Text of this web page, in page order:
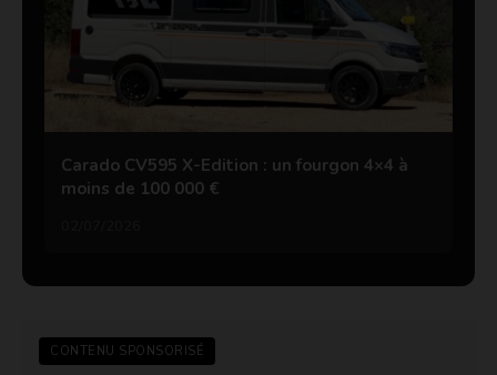
Carado CV595 X-Edition : un fourgon 4×4 à
moins de 100 000 €
CONTENU SPONSORISÉ